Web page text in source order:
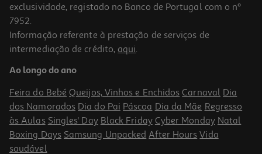
exclusividade, registado no Banco de Portugal com o nº
7952.
Informação referente à prestação de serviços de
intermediação de crédito, aqui.
Ao longo do ano
Feira do Bebé Queijos, Vinhos e Enchidos Carnaval Dia
dos Namorados Dia do Pai Páscoa Dia da Mãe Regresso
às Aulas Singles' Day Black Friday Cyber Monday Natal
Boxing Days Samsung Unpacked After Hours Vida
saudável